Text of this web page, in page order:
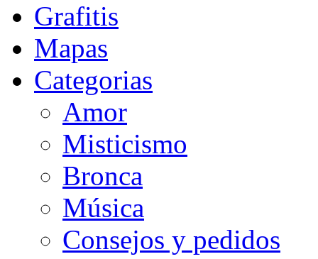
Grafitis
Mapas
Categorias
Amor
Misticismo
Bronca
Música
Consejos y pedidos